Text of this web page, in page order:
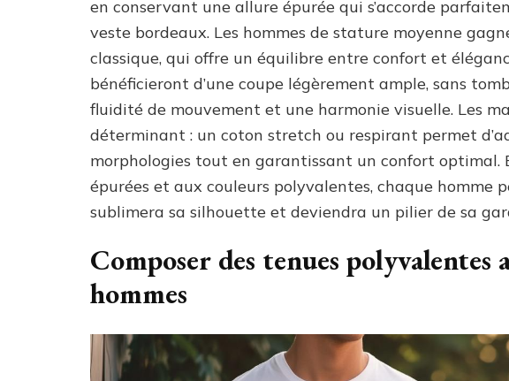
en conservant une allure épurée qui s’accorde
veste bordeaux. Les hommes de stature moyenne
classique, qui offre un équilibre entre confort et
bénéficieront d’une coupe légèrement ample, sans
fluidité de mouvement et une harmonie visuelle. Les
déterminant : un coton stretch ou respirant permet
morphologies tout en garantissant un confort
épurées et aux couleurs polyvalentes, chaque
sublimera sa silhouette et deviendra un pilier de sa
Composer des tenues
hommes